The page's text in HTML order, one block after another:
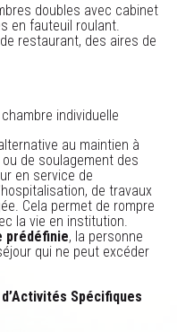
doubles avec cabinet
en fauteuil roulant.
restaurant, des aires de
individuelle
au maintien à
de soulagement des
en service de
de travaux
Cela permet de rompre
la vie en institution.
prédéfinie, la personne
qui ne peut excéder
d’Activités Spécifiques